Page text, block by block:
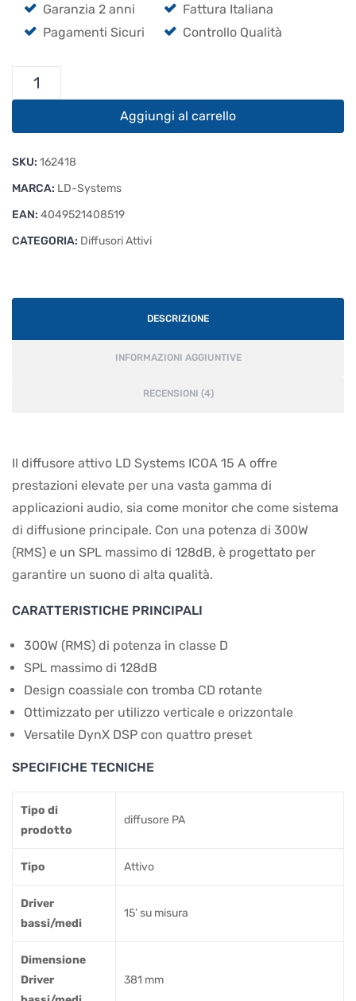
Garanzia 2 anni
Fattura Italiana
Pagamenti Sicuri
Controllo Qualità
15
quantità
Aggiungi al carrello
SKU: 162418
MARCA: LD-Systems
EAN: 4049521408519
CATEGORIA: Diffusori Attivi
DESCRIZIONE
INFORMAZIONI AGGIUNTIVE
RECENSIONI (4)
Il diffusore attivo LD Systems ICOA 15 A offre
prestazioni elevate per una vasta gamma di
applicazioni audio, sia come monitor che come sistema
di diffusione principale. Con una potenza di 300W
(RMS) e un SPL massimo di 128dB, è progettato per
garantire un suono di alta qualità.
CARATTERISTICHE PRINCIPALI
300W (RMS) di potenza in classe D
SPL massimo di 128dB
Design coassiale con tromba CD rotante
Ottimizzato per utilizzo verticale e orizzontale
Versatile DynX DSP con quattro preset
SPECIFICHE TECNICHE
Tipo di
prodotto
diffusore PA
Tipo Attivo
Driver
bassi/medi
15’ su misura
Dimensione
Driver
381 mm